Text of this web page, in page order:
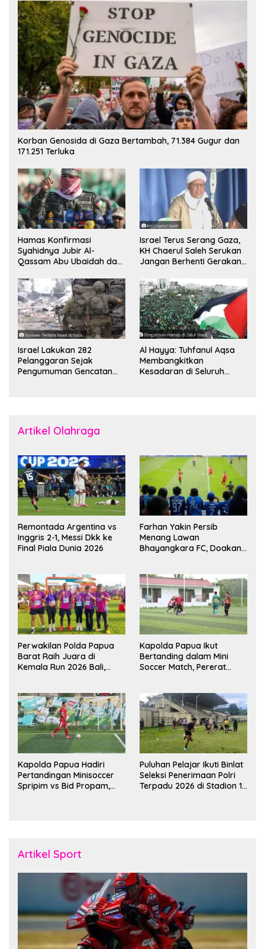
Korban Genosida di Gaza Bertambah, 71.384 Gugur dan
171.251 Terluka
Hamas Konfirmasi
Syahidnya Jubir Al-
Qassam Abu Ubaidah dan
Sinwar
Israel Terus Serang Gaza,
KH Chaerul Saleh Serukan
Jangan Berhenti Gerakan
Israel Lakukan 282
Pelanggaran Sejak
Pengumuman Gencatan
Al Hayya: Tuhfanul Aqsa
Membangkitkan
Kesadaran di Seluruh
Artikel Olahraga
Remontada Argentina vs
Inggris 2-1, Messi Dkk ke
Final Piala Dunia 2026
Farhan Yakin Persib
Menang Lawan
Bhayangkara FC, Doakan
Perwakilan Polda Papua
Barat Raih Juara di
Kemala Run 2026 Bali,
Kapolda Papua Ikut
Bertanding dalam Mini
Soccer Match, Pererat
Kapolda Papua Hadiri
Pertandingan Minisoccer
Spripim vs Bid Propam,
Puluhan Pelajar Ikuti Binlat
Seleksi Penerimaan Polri
Terpadu 2026 di Stadion 16
Artikel Sport